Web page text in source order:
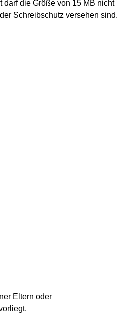
darf die Größe von 15 MB nicht
Schreibschutz versehen sind.
Eltern oder